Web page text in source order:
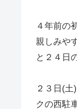
４年前の
親しみや
と２４日
２３日(
クの西駐